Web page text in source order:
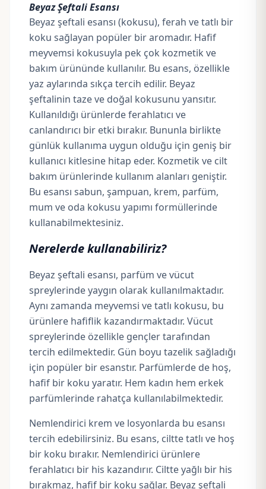
Beyaz Şeftali Esansı
Beyaz şeftali esansı (kokusu), ferah ve tatlı bir
koku sağlayan popüler bir aromadır. Hafif
meyvemsi kokusuyla pek çok kozmetik ve
bakım ürününde kullanılır. Bu esans, özellikle
yaz aylarında sıkça tercih edilir. Beyaz
şeftalinin taze ve doğal kokusunu yansıtır.
Kullanıldığı ürünlerde ferahlatıcı ve
canlandırıcı bir etki bırakır. Bununla birlikte
günlük kullanıma uygun olduğu için geniş bir
kullanıcı kitlesine hitap eder. Kozmetik ve cilt
bakım ürünlerinde kullanım alanları geniştir.
Bu esansı sabun, şampuan, krem, parfüm,
mum ve oda kokusu yapımı formüllerinde
kullanabilmektesiniz.
Nerelerde kullanabiliriz?
Beyaz şeftali esansı, parfüm ve vücut
spreylerinde yaygın olarak kullanılmaktadır.
Aynı zamanda meyvemsi ve tatlı kokusu, bu
ürünlere hafiflik kazandırmaktadır. Vücut
spreylerinde özellikle gençler tarafından
tercih edilmektedir. Gün boyu tazelik sağladığı
için popüler bir esanstır. Parfümlerde de hoş,
hafif bir koku yaratır. Hem kadın hem erkek
parfümlerinde rahatça kullanılabilmektedir.
Nemlendirici krem ve losyonlarda bu esansı
tercih edebilirsiniz. Bu esans, ciltte tatlı ve hoş
bir koku bırakır. Nemlendirici ürünlere
ferahlatıcı bir his kazandırır. Ciltte yağlı bir his
bırakmaz, hafif bir koku sağlar. Beyaz şeftali